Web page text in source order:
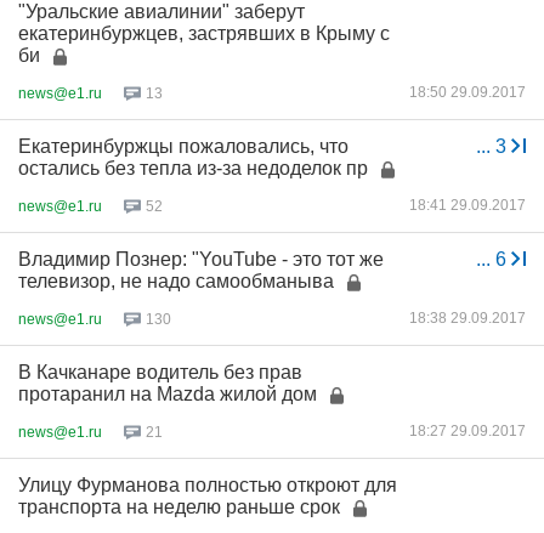
"Уральские авиалинии" заберут
екатеринбуржцев, застрявших в Крыму с
би
news@e1.ru 13 18:50 29.09.2017
... 3
Екатеринбуржцы пожаловались, что
остались без тепла из-за недоделок пр
news@e1.ru 52 18:41 29.09.2017
... 6
Владимир Познер: "YouTube - это тот же
телевизор, не надо самообманыва
news@e1.ru 130 18:38 29.09.2017
В Качканаре водитель без прав
протаранил на Mazda жилой дом
news@e1.ru 21 18:27 29.09.2017
Улицу Фурманова полностью откроют для
транспорта на неделю раньше срок